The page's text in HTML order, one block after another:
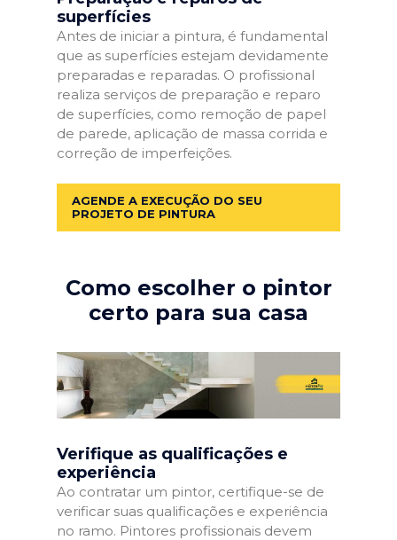
superfícies
Antes de iniciar a pintura, é fundamental
que as superfícies estejam devidamente
preparadas e reparadas. O profissional
realiza serviços de preparação e reparo
de superfícies, como remoção de papel
de parede, aplicação de massa corrida e
correção de imperfeições.
AGENDE A EXECUÇÃO DO SEU
PROJETO DE PINTURA
Como escolher o pintor
certo para sua casa
Verifique as qualificações e
experiência
Ao contratar um pintor, certifique-se de
verificar suas qualificações e experiência
no ramo. Pintores profissionais devem